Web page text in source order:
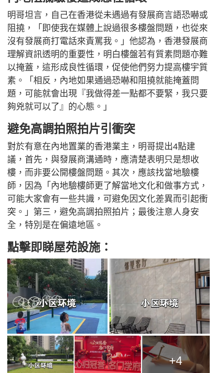
明哥坦言，自己在香港從未遇過有發展商言語恐嚇或
阻撓，「即使我在媒體上說過很多樓盤問題，也從來
沒有發展商打電話來責罵我。」他認為，香港發展商
理解資訊透明的重要性，明白樓盤若有質素問題亦難
以掩蓋，這形成良性循環，促使他們努力提高樓宇質
素。「相反，內地如果通過恐嚇和阻撓就能掩蓋問
題，可能就會出現『我做得差一點都不要緊，我只要
夠兇就可以了』的心態。」
避免高調拍照拍片引衝突
對於有意在內地置業的香港業主，明哥提出4點建
議，首先，與發展商溝通時，應清楚表明只是想收
樓，而非要公開樓盤問題。其次，應該找當地驗樓
師，因為「內地驗樓師更了解當地文化和做事方式，
可能大家會有一些共識，可避免因文化差異而引起衝
突。」第三，避免高調拍照拍片；最後注意人身安
全，特別是在偏遠地區。
點擊即睇屋苑設施：
+4